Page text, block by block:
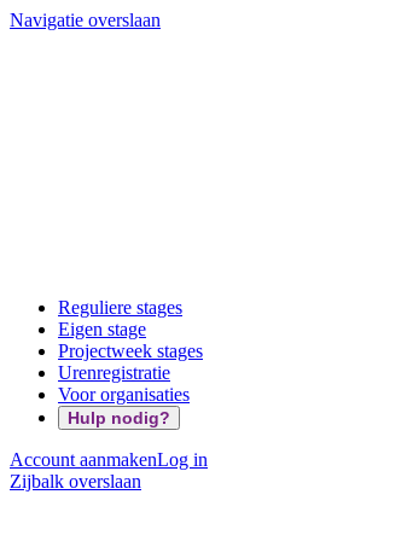
Navigatie overslaan
Reguliere stages
Eigen stage
Projectweek stages
Urenregistratie
Voor organisaties
Hulp nodig?
Account aanmakenLog in
Zijbalk overslaan